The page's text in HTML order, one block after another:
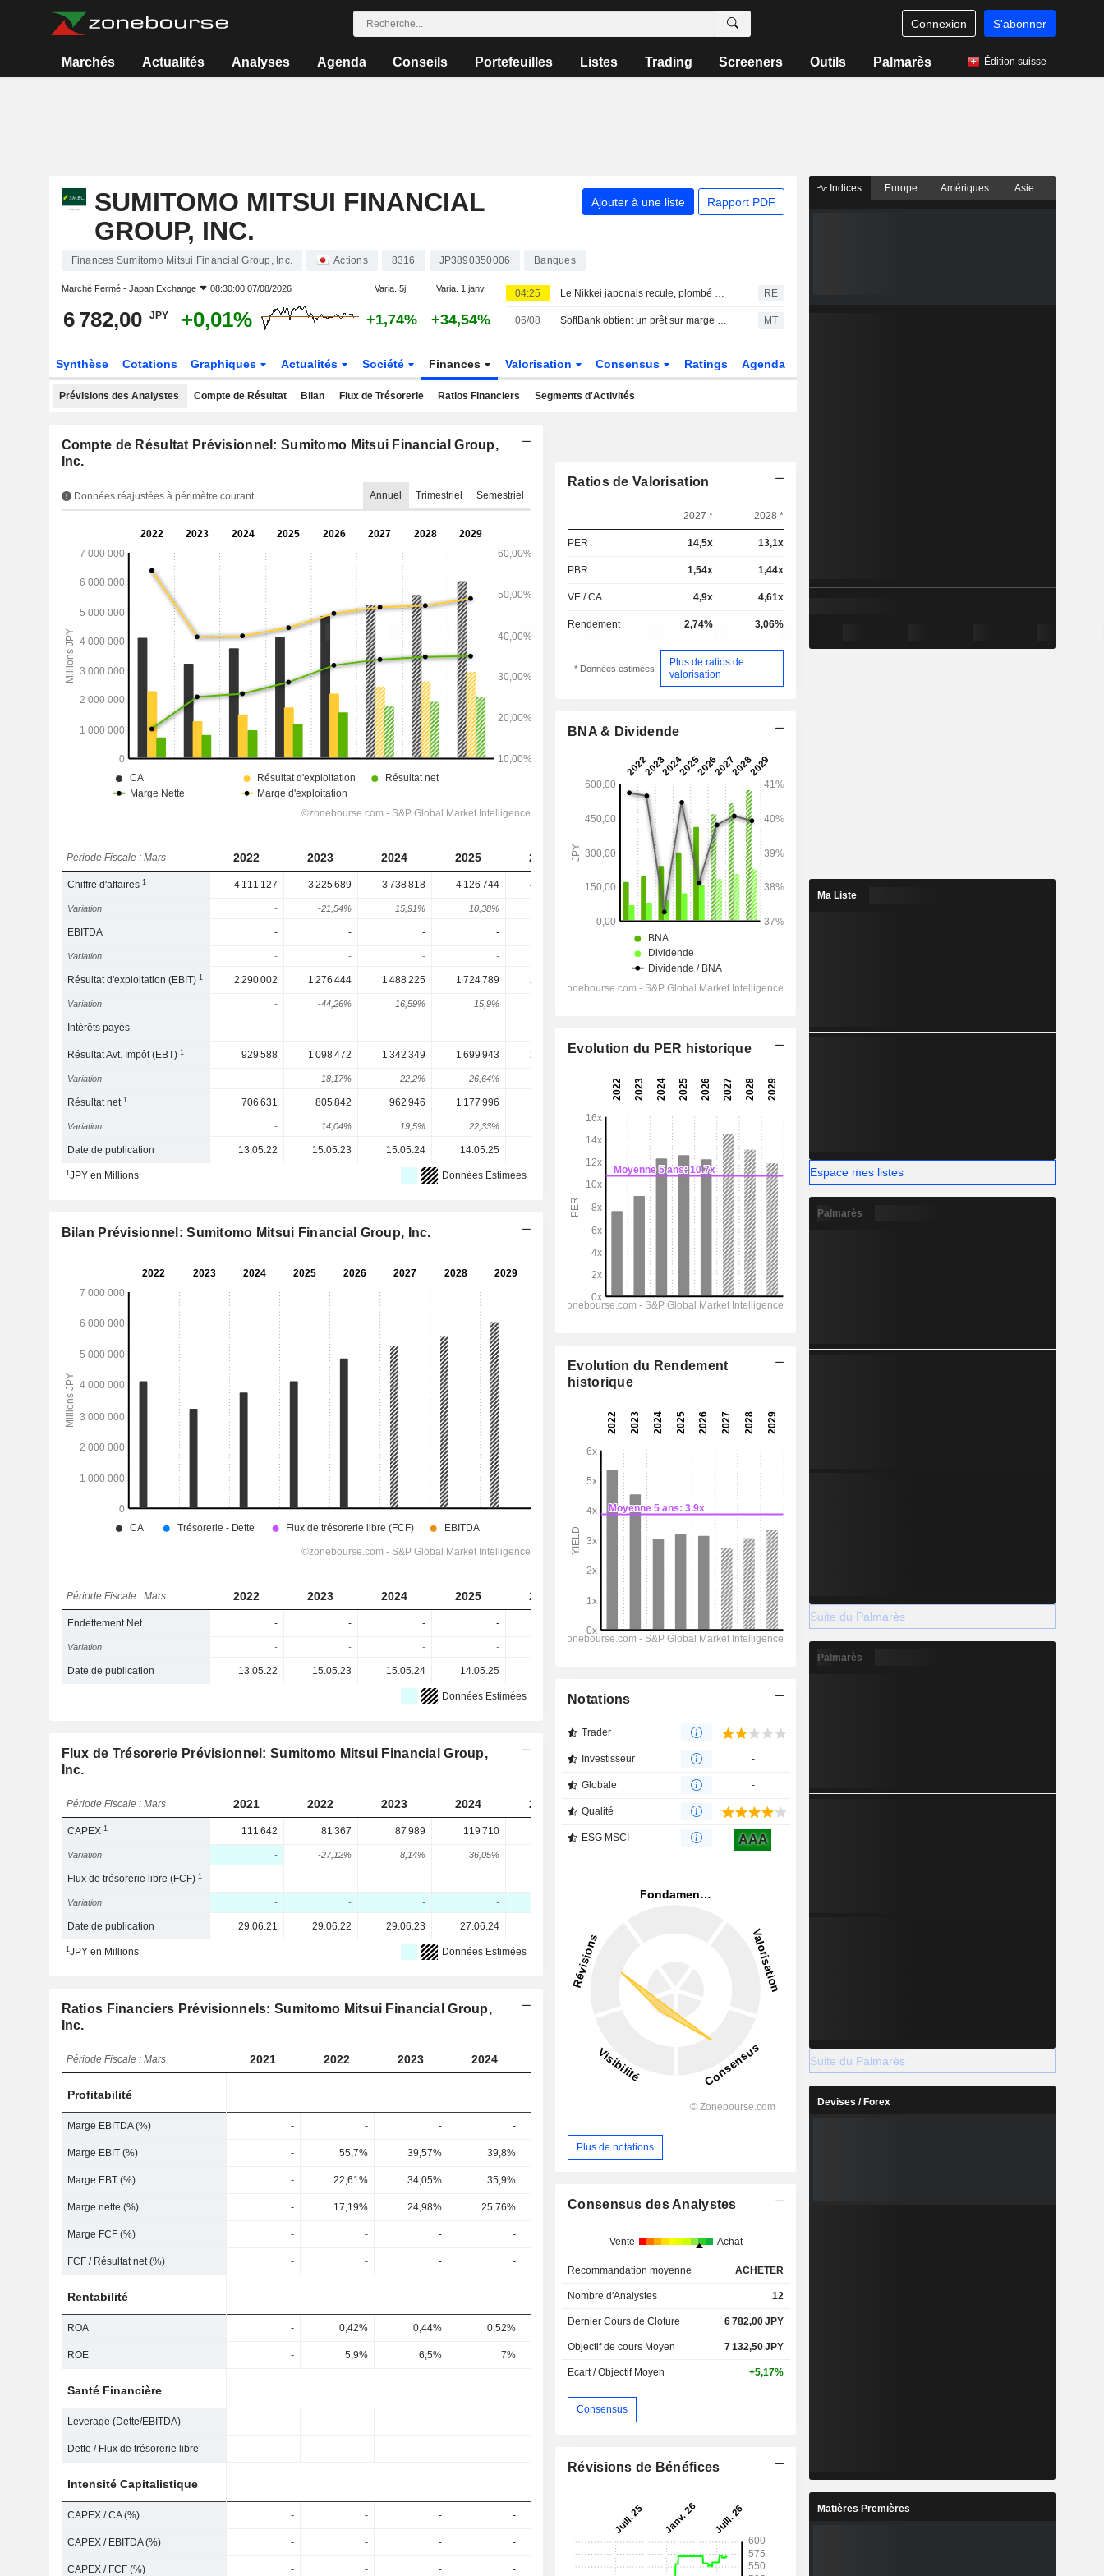
Connexion S'abonner
Marchés Actualités Analyses Agenda Conseils Portefeuilles Listes Trading Screeners Outils Palmarès Édition suisse
SUMITOMO MITSUI FINANCIAL
GROUP, INC.
Ajouter à une liste Rapport PDF
Finances Sumitomo Mitsui Financial Group, Inc. Actions 8316 JP3890350006 Banques
Marché Fermé - Japan Exchange 08:30:00 07/08/2026 Varia. 5j. Varia. 1 janv.
6 782,00 JPY +0,01% +1,74% +34,54%
04:25 Le Nikkei japonais recule, plombé par les valeurs liées à l'intelligence artificielle RE
06/08 SoftBank obtient un prêt sur marge de 10 milliards de dollars adossé à sa participation dans OpenAI MT
Synthèse Cotations Graphiques Actualités Société Finances Valorisation Consensus Ratings Agenda
Prévisions des Analystes Compte de Résultat Bilan Flux de Trésorerie Ratios Financiers Segments d'Activités
Compte de Résultat Prévisionnel: Sumitomo Mitsui Financial Group,
Inc.
Données réajustées à périmètre courant Annuel Trimestriel Semestriel
Période Fiscale : Mars 2022 2023 2024 2025 2026 2027 2028 2029
Chiffre d'affaires1 4 111 127 3 225 689 3 738 818 4 126 744 4 844 693 5 245 974 5 569 686 6 035 235
Variation - -21,54% 15,91% 10,38% 8,28% 6,17%
EBITDA - - - -
Variation - - - -
Résultat d'exploitation (EBIT)1 2 290 002 1 276 444 1 488 225 1 724 789 2 193 179
Variation - -44,26% 16,59% 15,9%
Intérêts payés - - - -
Résultat Avt. Impôt (EBT)1 929 588 1 098 472 1 342 349 1 699 943 2 251 725 2 461 229 2 685 773
Variation - 18,17% 22,2% 26,64% 9,3% 9,12% 9,16%
Résultat net1 706 631 805 842 962 946 1 177 996 1 787 294 1 933 436 2 105 414
Variation - 14,04% 19,5% 22,33% 12,91% 8,18%
Date de publication 13.05.22 15.05.23 15.05.24 14.05.25
1JPY en Millions Données Estimées
Bilan Prévisionnel: Sumitomo Mitsui Financial Group, Inc.
Période Fiscale : Mars 2022 2023 2024 2025 2026 2027 2028 2029
Endettement Net - - - - -
Variation - - - -
Date de publication 13.05.22 15.05.23 15.05.24 14.05.25
Données Estimées
Flux de Trésorerie Prévisionnel: Sumitomo Mitsui Financial Group,
Inc.
Période Fiscale : Mars 2021 2022 2023 2024 2025 2026
CAPEX1 111 642 81 367 87 989 119 710 98 498 171 518
Variation - -27,12% 8,14% 36,05%
Flux de trésorerie libre (FCF)1 - - - -
Variation - - - -
Date de publication 29.06.21 29.06.22 29.06.23 27.06.24
1JPY en Millions Données Estimées
Ratios Financiers Prévisionnels: Sumitomo Mitsui Financial Group,
Inc.
Période Fiscale : Mars 2021 2022 2023 2024 2026 2029
Profitabilité
Marge EBITDA (%) - - - -
Marge EBIT (%) - 55,7% 39,57% 39,8% 41,8% 45,27%
Marge EBT (%) - 22,61% 34,05% 35,9%
Marge nette (%) - 17,19% 24,98% 25,76% 28,55% 32,67% 34,07%
Marge FCF (%) - - - -
FCF / Résultat net (%) - - - -
Rentabilité
ROA - 0,42% 0,44% 0,52% 0,57% 0,73% 0,61%
ROE - 5,9% 6,5% 7% 8% 10,4%
Santé Financière
Leverage (Dette/EBITDA) - - - - -
Dette / Flux de trésorerie libre - - - -
Intensité Capitalistique
CAPEX / CA (%) - - - - - -
CAPEX / EBITDA (%) - - - - - - -
CAPEX / FCF (%) - - - - - - -
Ratios de Valorisation
2027 * 2028 *
PER 14,5x 13,1x
PBR 1,54x 1,44x
VE / CA 4,9x 4,61x
Rendement 2,74% 3,06%
* Données estimées
Plus de ratios de
valorisation
BNA & Dividende
Evolution du PER historique
Evolution du Rendement
historique
Notations
Trader
Investisseur -
Globale -
Qualité
ESG MSCI AAA
Plus de notations
Consensus des Analystes
Vente Achat
Recommandation moyenne ACHETER
Nombre d'Analystes 12
Dernier Cours de Cloture 6 782,00JPY
Objectif de cours Moyen 7 132,50JPY
Ecart / Objectif Moyen +5,17%
Consensus
Révisions de Bénéfices
Indices Europe Amériques Asie
Ma Liste
Espace mes listes
Palmarès
Suite du Palmarès
Palmarès
Suite du Palmarès
Devises / Forex
Matières Premières